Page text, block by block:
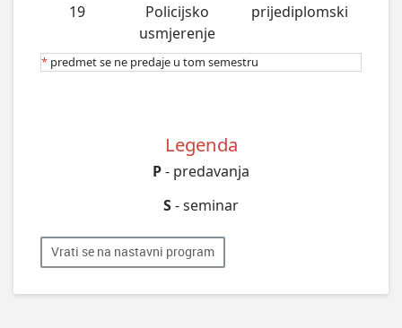
19
Policijsko
usmjerenje
prijediplomski
* predmet se ne predaje u tom semestru
Legenda
P- predavanja
S- seminar
Vrati se na nastavni program